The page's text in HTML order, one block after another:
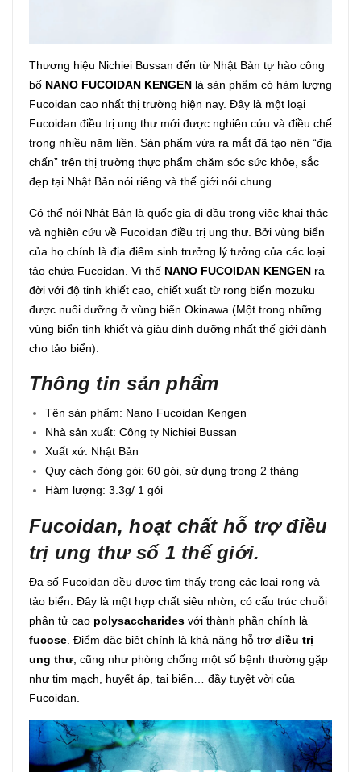
Thương hiệu Nichiei Bussan đến từ Nhật Bản tự hào công
bố NANO FUCOIDAN KENGEN là sản phẩm có hàm lượng
Fucoidan cao nhất thị trường hiện nay. Đây là một loại
Fucoidan điều trị ung thư mới được nghiên cứu và điều chế
trong nhiều năm liền. Sản phẩm vừa ra mắt đã tạo nên “địa
chấn” trên thị trường thực phẩm chăm sóc sức khỏe, sắc
đẹp tại Nhật Bản nói riêng và thế giới nói chung.
Có thể nói Nhật Bản là quốc gia đi đầu trong việc khai thác
và nghiên cứu về Fucoidan điều trị ung thư. Bởi vùng biển
của họ chính là địa điểm sinh trưởng lý tưởng của các loại
tảo chứa Fucoidan. Vì thế NANO FUCOIDAN KENGEN ra
đời với độ tinh khiết cao, chiết xuất từ ​​rong biển mozuku
được nuôi dưỡng ở vùng biển Okinawa (Một trong những
vùng biển tinh khiết và giàu dinh dưỡng nhất thế giới dành
cho tảo biển).
Thông tin sản phẩm
Tên sản phẩm: Nano Fucoidan Kengen
Nhà sản xuất: Công ty Nichiei Bussan
Xuất xứ: Nhật Bản
Quy cách đóng gói: 60 gói, sử dụng trong 2 tháng
Hàm lượng: 3.3g/ 1 gói
Fucoidan, hoạt chất hỗ trợ điều
trị ung thư số 1 thế giới.
Đa số Fucoidan đều được tìm thấy trong các loại rong và
tảo biển. Đây là một hợp chất siêu nhờn, có cấu trúc chuỗi
phân tử cao polysaccharides với thành phần chính là
fucose . Điểm đặc biệt chính là khả năng hỗ trợ điều trị
ung thư, cũng như phòng chống một số bệnh thường gặp
như tim mạch, huyết áp, tai biến… đầy tuyệt vời của
Fucoidan.